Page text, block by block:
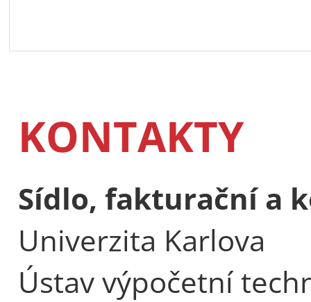
KONTAKTY
Sídlo, fakturační a
Univerzita Karlova
Ústav výpočetní